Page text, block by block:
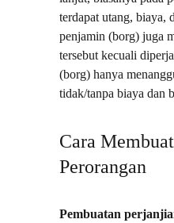
terdapat utang, biaya,
penjamin (borg) juga
tersebut kecuali
(borg) hanya
tidak/tanpa biaya dan
Cara
Perorangan
Pembuatan